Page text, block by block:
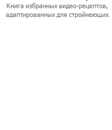
Книга избранных видео-рецептов,
адаптированных для стройнеющих